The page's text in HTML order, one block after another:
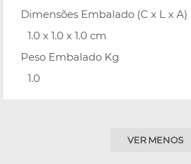
Dimensões Embalado (C x L x A)
1.0 x 1.0 x 1.0 cm
Peso Embalado Kg
1.0
VER MENOS